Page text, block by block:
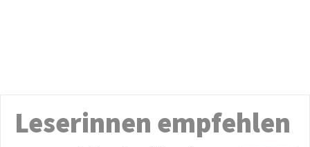
Leserinnen empfehlen